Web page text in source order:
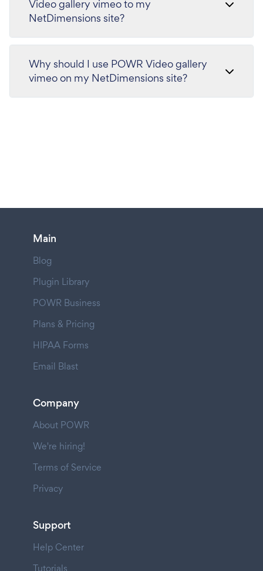
Video gallery vimeo to my
NetDimensions site?
Why should I use POWR Video gallery
vimeo on my NetDimensions site?
Main
Blog
Plugin Library
POWR Business
Plans & Pricing
HIPAA Forms
Email Blast
Company
About POWR
We're hiring!
Terms of Service
Privacy
Support
Help Center
Tutorials